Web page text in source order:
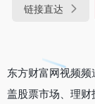
链接直达
东方财富网视频
盖股票市场、理